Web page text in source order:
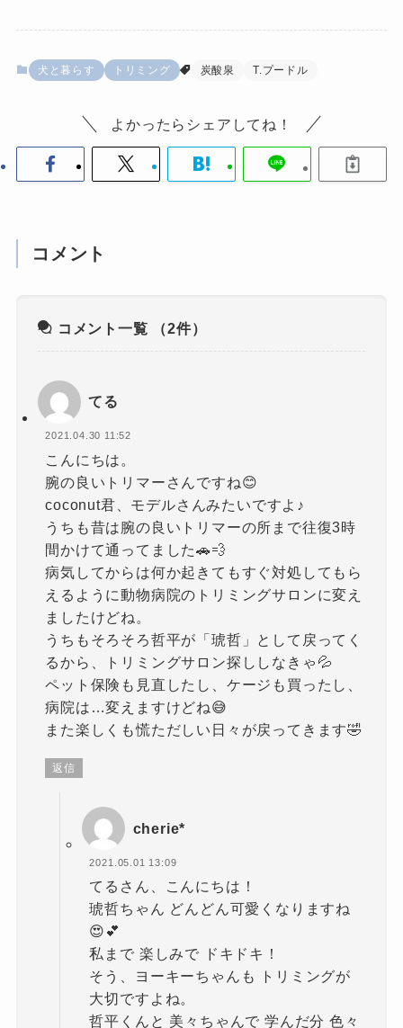
犬と暮らす トリミング 炭酸泉 T.プードル
よかったらシェアしてね！
コメント
コメント一覧 （2件）
てる
2021.04.30 11:52
こんにちは。
腕の良いトリマーさんですね😊
coconut君、モデルさんみたいですよ♪
うちも昔は腕の良いトリマーの所まで往復3時
間かけて通ってました🚗💨
病気してからは何か起きてもすぐ対処してもら
えるように動物病院のトリミングサロンに変え
ましたけどね。
うちもそろそろ哲平が「琥哲」として戻ってく
るから、トリミングサロン探ししなきゃ💦
ペット保険も見直したし、ケージも買ったし、
病院は…変えますけどね😅
また楽しくも慌ただしい日々が戻ってきます🤣
返信
cherie*
2021.05.01 13:09
てるさん、こんにちは！
琥哲ちゃん どんどん可愛くなりますね
😍💕
私まで 楽しみで ドキドキ！
そう、ヨーキーちゃんも トリミングが
大切ですよね。
哲平くんと 美々ちゃんで 学んだ分 色々